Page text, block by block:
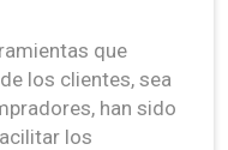
que
los clientes, sea
han sido
los